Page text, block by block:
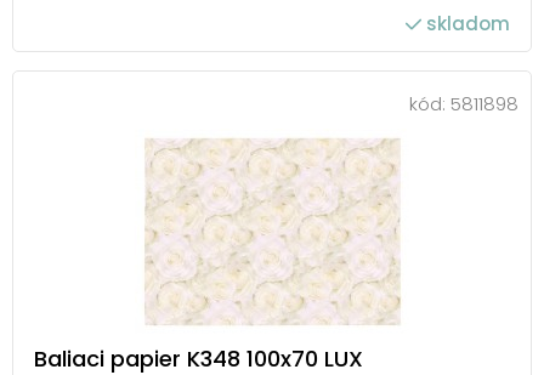
skladom
kód: 5811898
Baliaci papier K348 100x70 LUX